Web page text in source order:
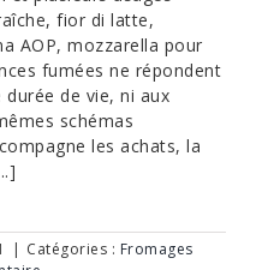
fior di latte,
AOP, mozzarella pour
fumées ne répondent
de vie, ni aux
schémas
les achats, la
| Catégories : Fromages